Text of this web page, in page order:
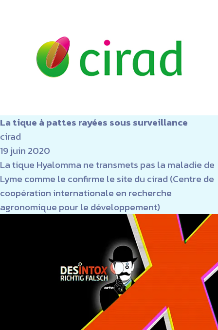
La tique à pattes rayées sous surveillance
cirad
19 juin 2020
La tique Hyalomma ne transmets pas la maladie de
Lyme comme le confirme le site du cirad (Centre de
coopération internationale en recherche
agronomique pour le développement)